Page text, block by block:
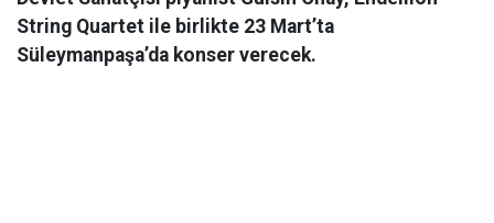
String Quartet ile birlikte 23 Mart’ta
Süleymanpaşa’da konser verecek.